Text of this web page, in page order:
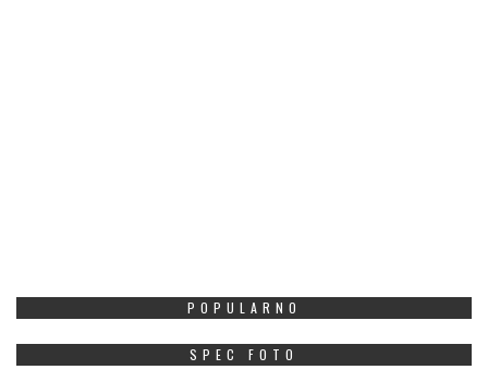
POPULARNO
SPEC FOTO